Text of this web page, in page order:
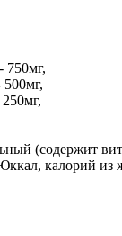
750мг,
(содержит
калорий